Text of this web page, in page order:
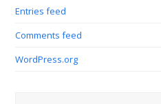
Entries feed
Comments feed
WordPress.org